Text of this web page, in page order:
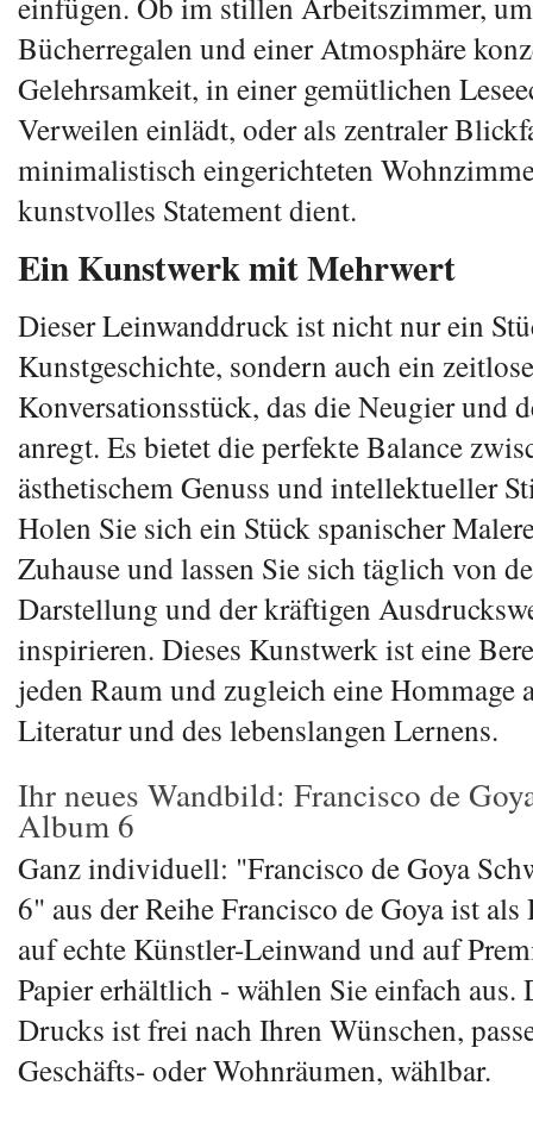
Bücherregalen und einer Atmosphäre
Gelehrsamkeit, in einer gemütlichen
Verweilen einlädt, oder als zentraler
minimalistisch eingerichteten
kunstvolles Statement dient.
Ein Kunstwerk mit Mehrwert
Dieser Leinwanddruck ist nicht nur ein
Kunstgeschichte, sondern auch ein
Konversationsstück, das die Neugier und
anregt. Es bietet die perfekte Balance
ästhetischem Genuss und intellektueller
Holen Sie sich ein Stück spanischer
Zuhause und lassen Sie sich täglich von
Darstellung und der kräftigen
inspirieren. Dieses Kunstwerk ist eine
jeden Raum und zugleich eine Hommage
Literatur und des lebenslangen Lernens.
Ihr neues Wandbild: Francisco de
Album 6
Ganz individuell: "Francisco de Goya
6" aus der Reihe Francisco de Goya ist
auf echte Künstler-Leinwand und auf
Papier erhältlich - wählen Sie einfach aus.
Drucks ist frei nach Ihren Wünschen,
Geschäfts- oder Wohnräumen, wählbar.